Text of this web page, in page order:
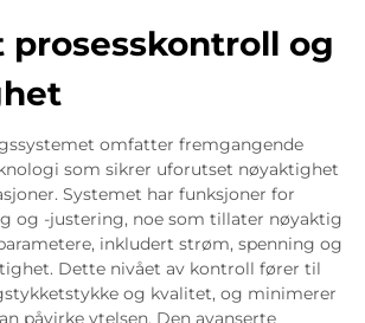
prosesskontroll og
omfatter fremgangende
som sikrer uforutset nøyaktighet
Systemet har funksjoner for
og -justering, noe som tillater nøyaktig
inkludert strøm, spenning og
Dette nivået av kontroll fører til
og kvalitet, og minimerer
påvirke ytelsen. Den avanserte